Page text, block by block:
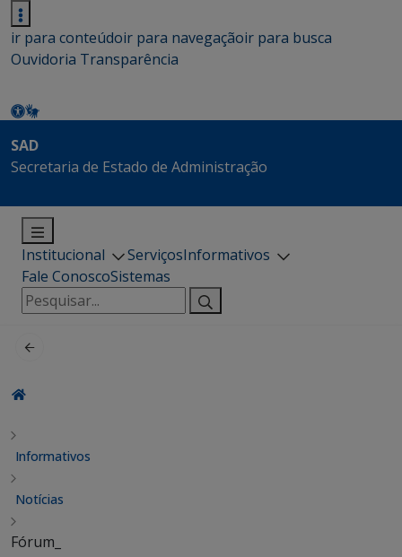
ir para conteúdoir para navegaçãoir para busca
Ouvidoria Transparência
SAD
Secretaria de Estado de Administração
Institucional ServiçosInformativos
Fale ConoscoSistemas
Pesquisar
por:
Informativos
Notícias
Fórum_